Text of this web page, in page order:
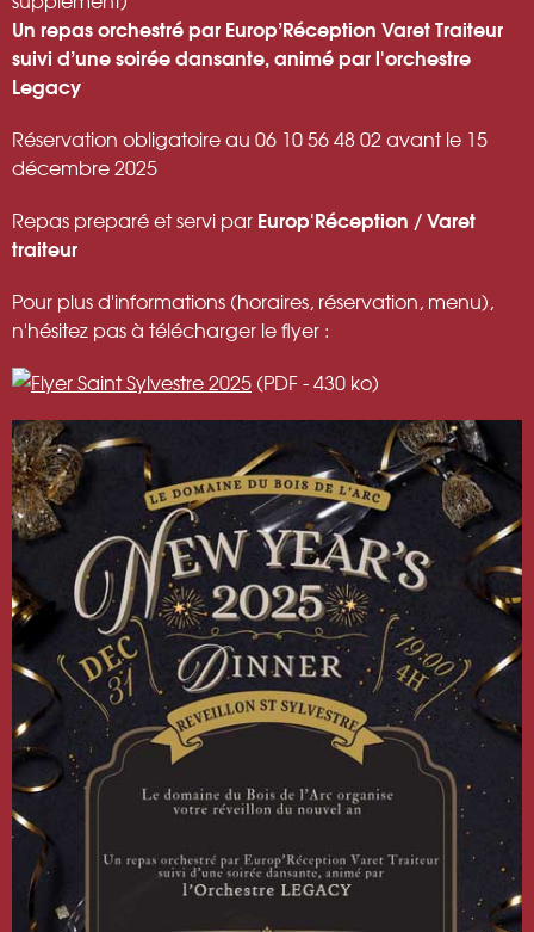
Un repas orchestré par Europ’Réception Varet Traiteur
suivi d’une soirée dansante, animé par l'orchestre
Legacy
Réservation obligatoire au 06 10 56 48 02 avant le 15
décembre 2025
Repas preparé et servi par Europ'Réception / Varet
traiteur
Pour plus d'informations (horaires, réservation, menu),
n'hésitez pas à télécharger le flyer :
(PDF - 430 ko)